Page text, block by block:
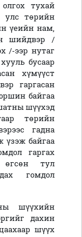
тухай
улс төрийн
үеийн нам,
шийдвэр /
/-ээр нутаг
бусаар
хүмүүст
гаргасан
байгаа
шүүхэд
төрийн
гадна
үзэж байгаа
гаргах
өгсөн тул
гомдол
шүүхийн
дахин
шүүх